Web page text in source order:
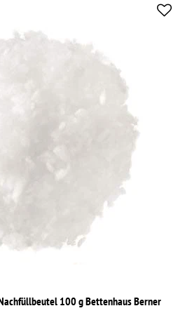
100 g Bettenhaus Berner